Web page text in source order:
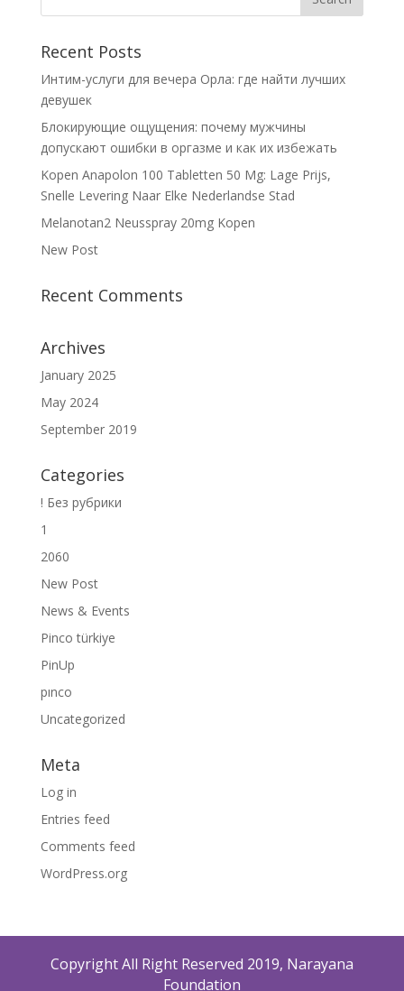
Recent Posts
Интим-услуги для вечера Орла: где найти лучших
девушек
Блокирующие ощущения: почему мужчины
допускают ошибки в оргазме и как их избежать
Kopen Anapolon 100 Tabletten 50 Mg: Lage Prijs,
Snelle Levering Naar Elke Nederlandse Stad
Melanotan2 Neusspray 20mg Kopen
New Post
Recent Comments
Archives
January 2025
May 2024
September 2019
Categories
! Без рубрики
1
2060
New Post
News & Events
Pinco türkiye
PinUp
pınco
Uncategorized
Meta
Log in
Entries feed
Comments feed
WordPress.org
Copyright All Right Reserved 2019, Narayana
Foundation